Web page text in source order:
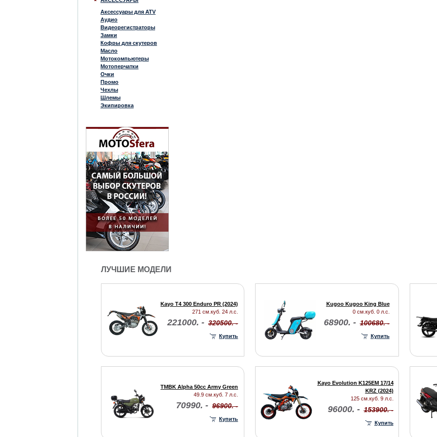
Аксессуары для ATV
Аудио
Видеорегистраторы
Замки
Кофры для скутеров
Масло
Мотокомпьютеры
Мотоперчатки
Очки
Промо
Чехлы
Шлемы
Экипировка
ЛУЧШИЕ МОДЕЛИ
Kayo T4 300 Enduro PR (2024)
271 см.куб. 24 л.с.
221000. - 320500. -
Купить
Kugoo Kugoo King Blue
0 см.куб. 0 л.с.
68900. - 100680. -
Купить
TMBK Alpha 50cc Army Green
49.9 см.куб. 7 л.с.
70990. - 96900. -
Купить
Kayo Evolution K125EM 17/14
KRZ (2024)
125 см.куб. 9 л.с.
96000. - 153900. -
Купить